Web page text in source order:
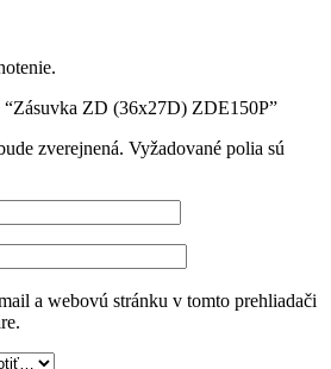
“Zásuvka ZD (36x27D) ZDE150P”
zverejnená. Vyžadované polia sú
a webovú stránku v tomto prehliadači